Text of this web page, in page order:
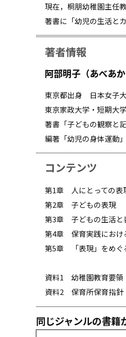
現在，桐朋幼稚園主任教
著書に「幼児の生活と
著者情報
阿部明子（あべあか
東京都出身 日本女子
東京家政大学・短期大
著書「子どもの観察と
編著「幼児の身体運動
コンテンツ
第1章 人にとっての表
第2章 子どもの表現
第3章 子どもの生活と
第4章 保育実践におけ
第5章 「表現」をめぐ
資料1 幼稚園教育要領
資料2 保育所保育指針
同じジャンルの書籍